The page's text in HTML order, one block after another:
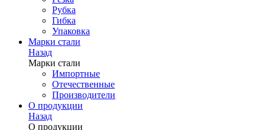
Рубка
Гибка
Упаковка
Марки стали
Назад
Марки стали
Импортные
Отечественные
Производители
О продукции
Назад
О продукции